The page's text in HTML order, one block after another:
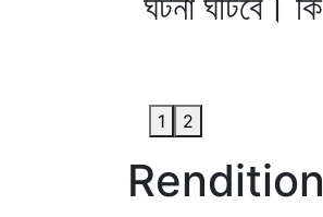
1 2
Rendition